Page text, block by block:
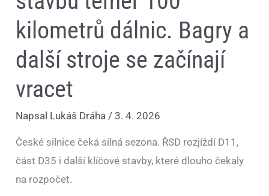
kilometrů dálnic. Bagry a
další stroje se začínají
vracet
Napsal Lukáš Dráha/3. 4. 2026
České silnice čeká silná sezona. ŘSD rozjíždí D11,
část D35 i další klíčové stavby, které dlouho čekaly
na rozpočet.